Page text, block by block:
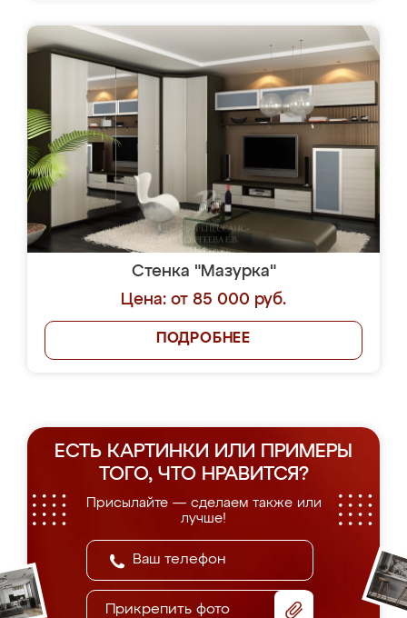
Стенка "Мазурка"
Цена: от 85 000 руб.
ПОДРОБНЕЕ
ЕСТЬ КАРТИНКИ ИЛИ ПРИМЕРЫ
ТОГО, ЧТО НРАВИТСЯ?
Присылайте — сделаем также или
лучше!
Прикрепить фото